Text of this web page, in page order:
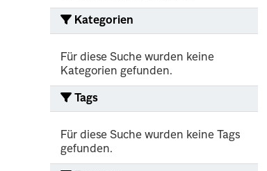
Kategorien
Für diese Suche wurden keine
Kategorien gefunden.
Tags
Für diese Suche wurden keine Tags
gefunden.